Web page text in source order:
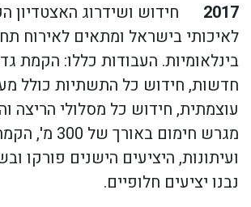
2017 חידוש ושידרוג האצטדיון
לאיכותי בישראל ומתאים לאירוח
בינלאומיות. העבודות כללו: הקמת
חדשות, חידוש כל התשתיות כולל
עוצמתית, חידוש כל מסלולי הריצה
מגרש חימום
ועיתונות, היציעים הישנים פורקו
נבנו יציעים חלופיים.